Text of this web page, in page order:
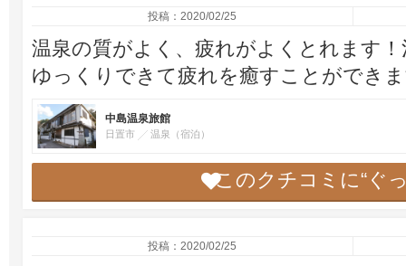
投稿：2020/02/25
温泉の質がよく、疲れがよくとれます
ゆっくりできて疲れを癒すことができ
中島温泉旅館
日置市 温泉（宿泊）
このクチコミに“ぐ
投稿：2020/02/25